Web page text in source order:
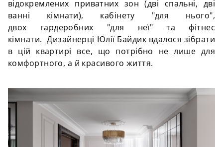
відокремлених приватних зон (дві спальні, дві
ванні кімнати), кабінету "для нього",
двох гардеробних "для неї" та фітнес
кімнати. Дизайнерці Юлії Байдик вдалося зібрати
в цій квартирі все, що потрібно не лише для
комфортного, а й красивого життя.